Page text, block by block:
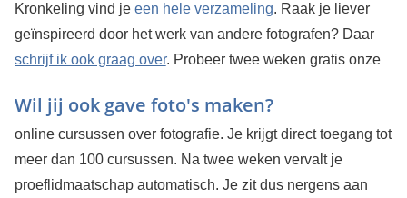
Kronkeling vind je een hele verzameling. Raak je liever
geïnspireerd door het werk van andere fotografen? Daar
schrijf ik ook graag over.
Wil jij ook gave foto's maken?
Probeer twee weken gratis onze
online cursussen over fotografie. Je krijgt direct toegang tot
meer dan 100 cursussen. Na twee weken vervalt je
proeflidmaatschap automatisch. Je zit dus nergens aan